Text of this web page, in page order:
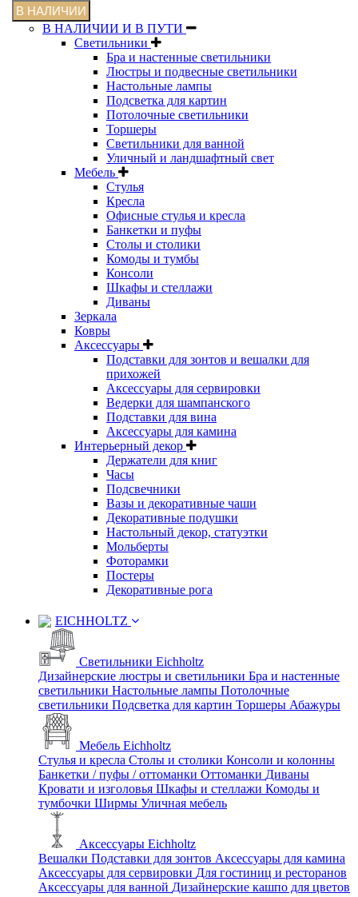
В НАЛИЧИИ
В НАЛИЧИИ И В ПУТИ
Светильники
Бра и настенные светильники
Люстры и подвесные светильники
Настольные лампы
Подсветка для картин
Потолочные светильники
Торшеры
Светильники для ванной
Уличный и ландшафтный свет
Мебель
Стулья
Кресла
Офисные стулья и кресла
Банкетки и пуфы
Столы и столики
Комоды и тумбы
Консоли
Шкафы и стеллажи
Диваны
Зеркала
Ковры
Аксессуары
Подставки для зонтов и вешалки для
прихожей
Аксессуары для сервировки
Ведерки для шампанского
Подставки для вина
Аксессуары для камина
Интерьерный декор
Держатели для книг
Часы
Подсвечники
Вазы и декоративные чаши
Декоративные подушки
Настольный декор, статуэтки
Мольберты
Фоторамки
Постеры
Декоративные рога
EICHHOLTZ
Светильники Eichholtz
Дизайнерские люстры и светильники Бра и настенные
светильники Настольные лампы Потолочные
светильники Подсветка для картин Торшеры Абажуры
Мебель Eichholtz
Стулья и кресла Столы и столики Консоли и колонны
Банкетки / пуфы / оттоманки Оттоманки Диваны
Кровати и изголовья Шкафы и стеллажи Комоды и
тумбочки Ширмы Уличная мебель
Аксессуары Eichholtz
Вешалки Подставки для зонтов Аксессуары для камина
Аксессуары для сервировки Для гостиниц и ресторанов
Аксессуары для ванной Дизайнерские кашпо для цветов